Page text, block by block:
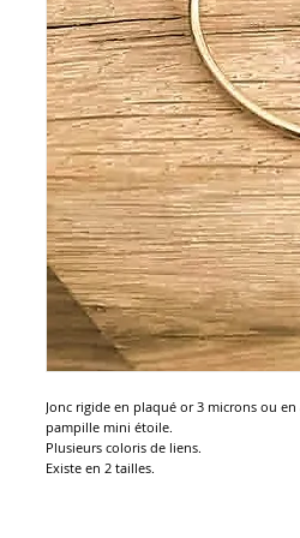
Jonc rigide en plaqué or 3 microns ou
pampille mini étoile.
Plusieurs coloris de liens.
Existe en 2 tailles.